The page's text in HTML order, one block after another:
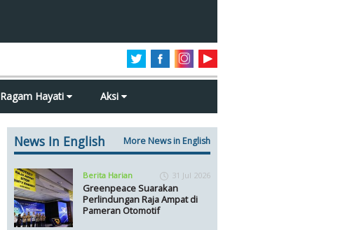
Ragam Hayati Aksi
News In English More News in English
Berita Harian 31 Jul 2026
Greenpeace Suarakan
Perlindungan Raja Ampat di
Pameran Otomotif